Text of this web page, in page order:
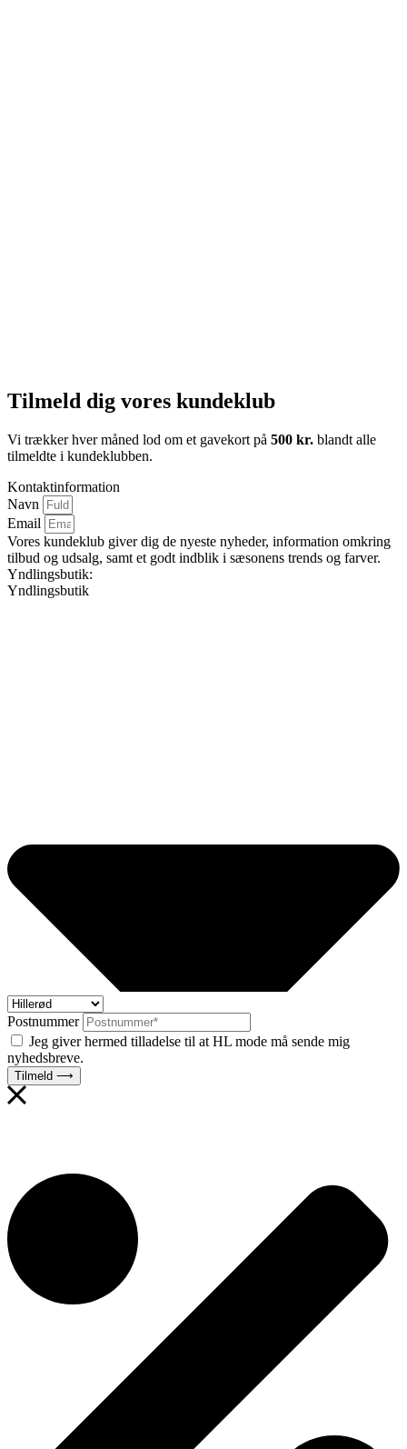
Tilmeld dig vores kundeklub
Vi trækker hver måned lod om et gavekort på 500 kr. blandt alle
tilmeldte i kundeklubben.
Kontaktinformation
Navn
Email
Vores kundeklub giver dig de nyeste nyheder, information omkring
tilbud og udsalg, samt et godt indblik i sæsonens trends og farver.
Yndlingsbutik:
Yndlingsbutik
Postnummer
Jeg giver hermed tilladelse til at HL mode må sende mig
nyhedsbreve.
Tilmeld ⟶